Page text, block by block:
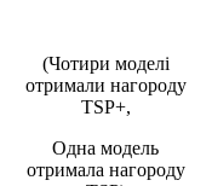
(Чотири моделі
отримали нагороду
TSP+,
Одна модель
отримала нагороду